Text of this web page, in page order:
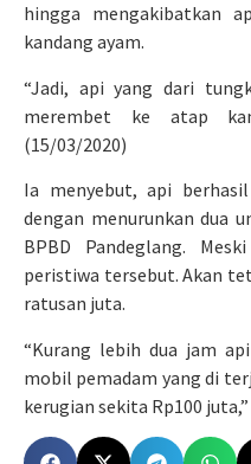
hingga mengakibatkan
kandang ayam.
“Jadi, api yang dari
merembet ke atap
(15/03/2020)
Ia menyebut, api
dengan menurunkan dua
BPBD Pandeglang.
peristiwa tersebut. Akan
ratusan juta.
“Kurang lebih dua jam
mobil pemadam yang di
kerugian sekita Rp100 juta,”